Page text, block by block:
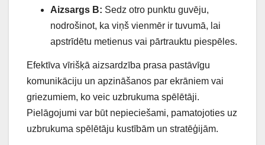
Aizsargs B: Sedz otro punktu guvēju,
nodrošinot, ka viņš vienmēr ir tuvumā, lai
apstrīdētu metienus vai pārtrauktu piespēles.
Efektīva vīrišķā aizsardzība prasa pastāvīgu
komunikāciju un apzināšanos par ekrāniem vai
griezumiem, ko veic uzbrukuma spēlētāji.
Pielāgojumi var būt nepieciešami, pamatojoties uz
uzbrukuma spēlētāju kustībām un stratēģijām.